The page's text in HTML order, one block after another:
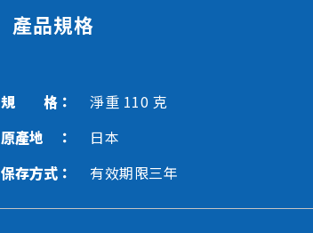
產品規格
規 格：
淨重 110 克
原產地 ：
日本
保存方式：
有效期限三年